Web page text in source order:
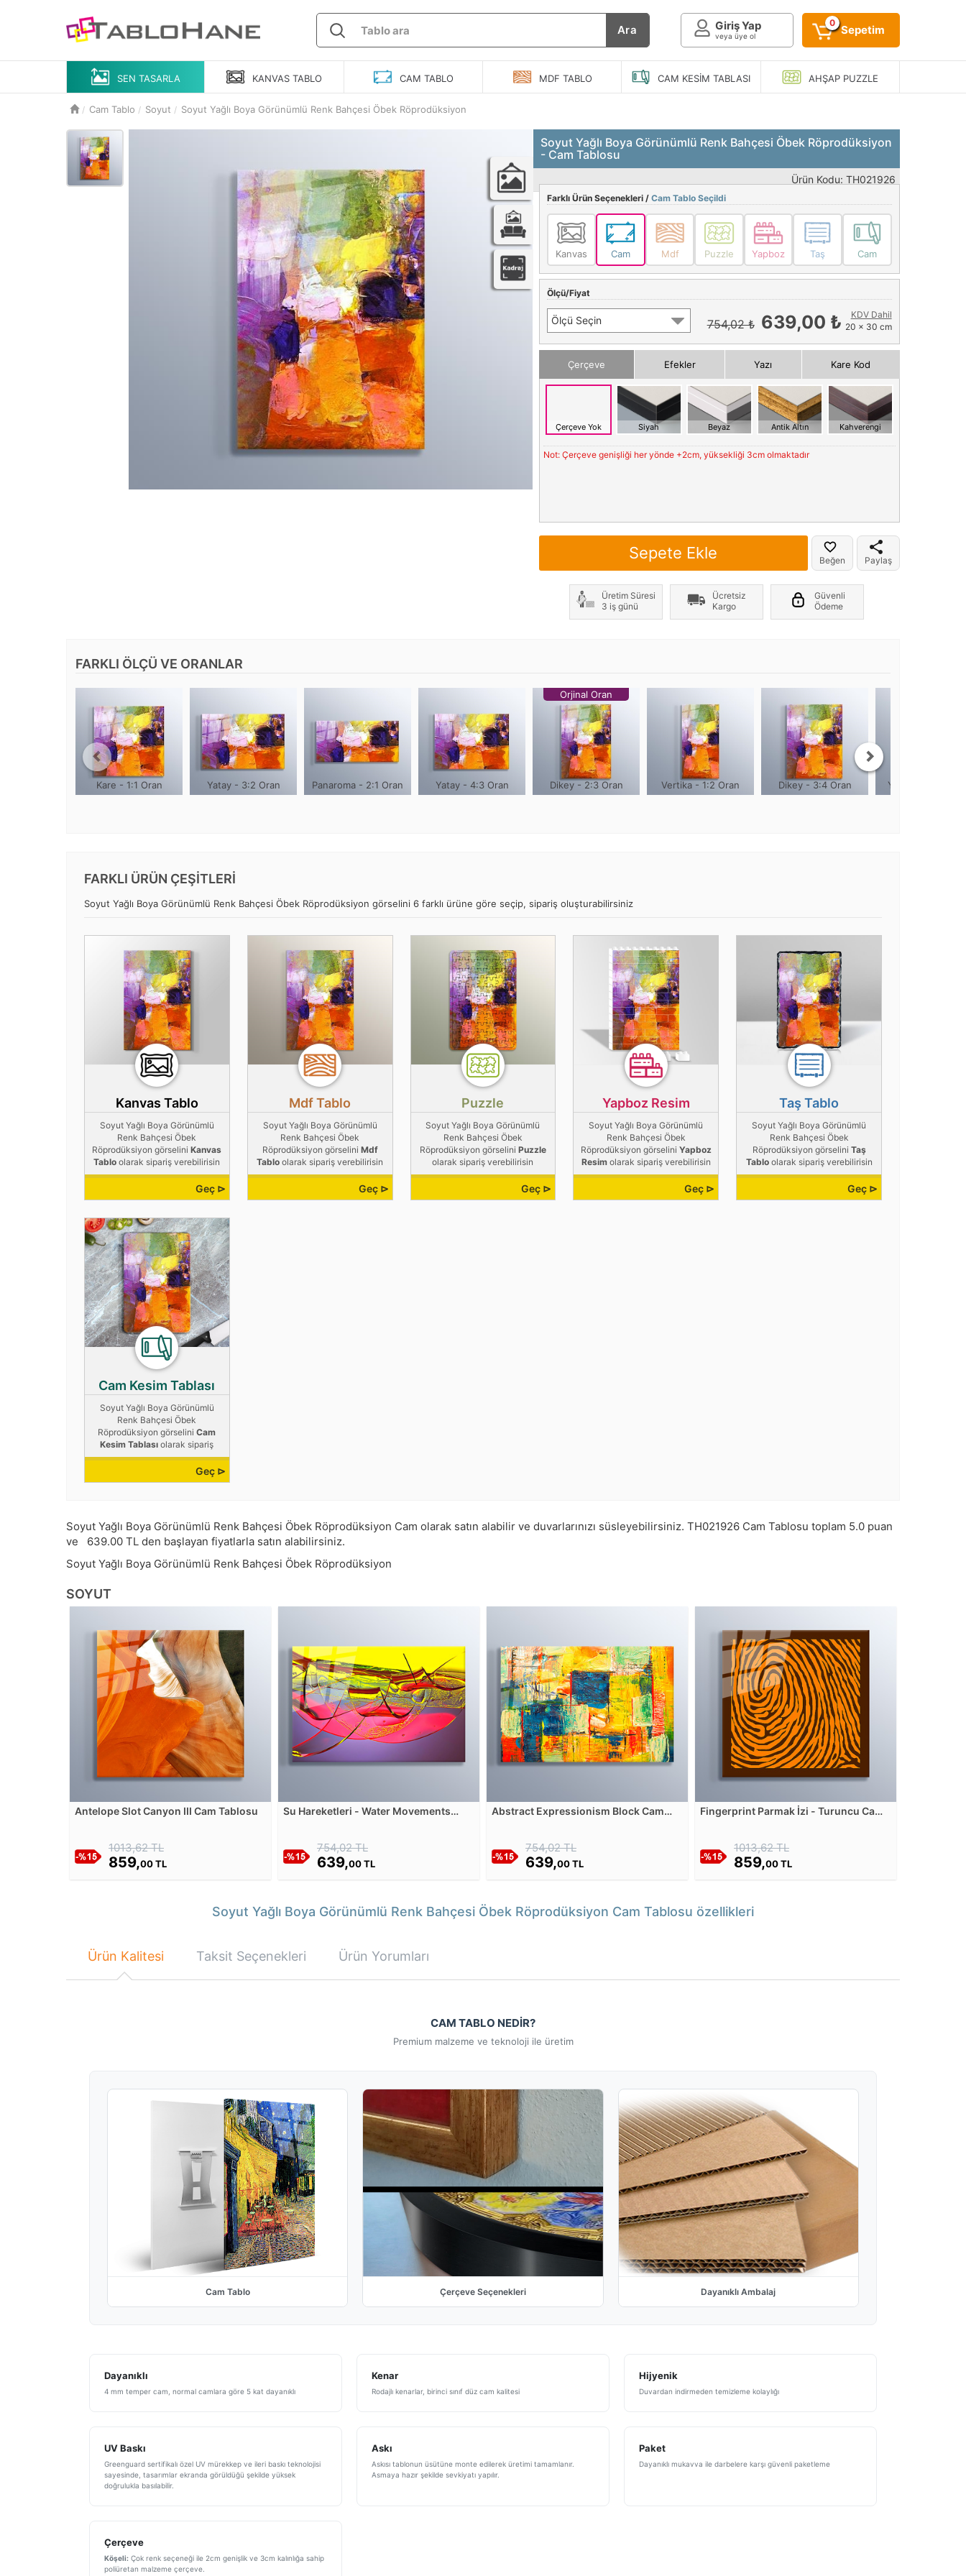
Ara Giriş Yap
veya üye ol
0
Sepetim
SEN TASARLA KANVAS TABLO CAM TABLO MDF TABLO CAM KESIM TABLASI AHŞAPPUZZLE
Cam Tablo Soyut Soyut Yağlı Boya Görünümlü Renk Bahçesi Öbek Röprodüksiyon
Soyut Yağlı Boya Görünümlü Renk Bahçesi Öbek Röprodüksiyon
- Cam Tablosu
Ürün Kodu: TH021926
Farklı Ürün Seçenekleri / Cam Tablo Seçildi
Kanvas Cam Mdf Puzzle Yapboz Taş Cam
Ölçü/Fiyat
Ölçü Seçin 754,02 ₺ 639,00 ₺
KDV Dahil
20 x 30 cm
Çerçeve Efekler Yazı Kare Kod
Çerçeve Yok Siyah Beyaz Antik Altın Kahverengi
Not: Çerçeve genişliği her yönde +2cm, yüksekliği 3cm olmaktadır
Sepete Ekle Beğen Paylaş
Üretim Süresi
3 iş günü
Ücretsiz
Kargo
Güvenli
Ödeme
FARKLI ÖLÇÜ VE ORANLAR
Kare - 1:1 Oran Yatay - 3:2 Oran Panaroma - 2:1 Oran Yatay - 4:3 Oran
Orjinal Oran
Dikey - 2:3 Oran Vertika - 1:2 Oran Dikey - 3:4 Oran Yuvarlak - 1:1
FARKLI ÜRÜN ÇEŞİTLERİ
Soyut Yağlı Boya Görünümlü Renk Bahçesi Öbek Röprodüksiyon görselini 6 farklı ürüne göre seçip, sipariş oluşturabilirsiniz
Kanvas Tablo
Soyut Yağlı Boya Görünümlü
Renk Bahçesi Öbek
Röprodüksiyon görseliniKanvas
Tablo olarak sipariş verebilirisin
Geç ⊳
Mdf Tablo
Soyut Yağlı Boya Görünümlü
Renk Bahçesi Öbek
Röprodüksiyon görselini Mdf
Tablo olarak sipariş verebilirisin
Geç ⊳
Puzzle
Soyut Yağlı Boya Görünümlü
Renk Bahçesi Öbek
Röprodüksiyon görselini Puzzle
olarak sipariş verebilirisin
Geç ⊳
Yapboz Resim
Soyut Yağlı Boya Görünümlü
Renk Bahçesi Öbek
Röprodüksiyon görselini Yapboz
Resimolarak sipariş verebilirisin
Geç ⊳
Taş Tablo
Soyut Yağlı Boya Görünümlü
Renk Bahçesi Öbek
Röprodüksiyon görselini Taş
Tabloolarak sipariş verebilirisin
Geç ⊳
Cam Kesim Tablası
Soyut Yağlı Boya Görünümlü
Renk Bahçesi Öbek
Röprodüksiyon görseliniCam
Kesim Tablası olarak sipariş
verebilirisin
Geç ⊳
Soyut Yağlı Boya Görünümlü Renk Bahçesi Öbek Röprodüksiyon Cam olarak satın alabilir ve duvarlarınızı süsleyebilirsiniz. TH021926 Cam Tablosu toplam 5.0 puan
ve
639.00 TL den başlayan fiyatlarla satın alabilirsiniz.
Soyut Yağlı Boya Görünümlü Renk Bahçesi Öbek Röprodüksiyon
SOYUT
Antelope Slot Canyon III Cam Tablosu
1013,62 TL
859,00 TL
Su Hareketleri - Water Movements
754,02 TL
639,00 TL
Abstract Expressionism Block Cam
754,02 TL
639,00 TL
Fingerprint Parmak İzi - Turuncu Cam
1013,62 TL
859,00 TL
Soyut Yağlı Boya Görünümlü Renk Bahçesi Öbek Röprodüksiyon Cam Tablosu özellikleri
Ürün Kalitesi Taksit Seçenekleri Ürün Yorumları
CAM TABLO NEDİR?
Premium malzeme ve teknoloji ile üretim
Cam Tablo Çerçeve Seçenekleri Dayanıklı Ambalaj
Dayanıklı
4 mm temper cam, normal camlara göre 5 kat dayanıklı
Kenar
Rodajlı kenarlar, birinci sınıf düz cam kalitesi
Hijyenik
Duvardan indirmeden temizleme kolaylığı
UV Baskı
Greenguard sertifikalı özel UV mürekkep ve ileri baskı teknolojisi
sayesinde, tasarımlar ekranda görüldüğü şekilde yüksek
doğrulukla basılabilir.
Askı
Askısı tablonun üsütüne monte edilerek üretimi tamamlanır.
Asmaya hazır şekilde sevkiyatı yapılır.
Paket
Dayanıklı mukavva ile darbelere karşı güvenli paketleme
Çerçeve
Köşeli: Çok renk seçeneği ile 2cm genişlik ve 3cm kalınlığa sahip
poliüretan malzeme çerçeve.